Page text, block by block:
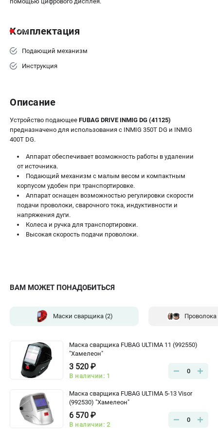
ВАМ МОЖЕТ ПОНАДОБИТЬСЯ
Маски сварщика(2)
Маска сварщика FUBAG ULTIMA 11 (992550)
"Хамелеон"
3 520 ₽
В наличии: 1
0
Маска сварщика FUBAG ULTIMA 5-13 Visor
(992530) "Хамелеон"
6 570 ₽
В наличии: 2
0
Комплектация
Подающий механизм
Инструкция
Описание
Устройство подающее FUBAG DRIVE INMIG DG (41125)
предназначено для использования с INMIG 350T DG и INMIG
400T DG.
Аппарат обеспечивает возможность работы в удалении
от источника.
Подающий механизм с малым весом и компактным
корпусом удобен при транспортировке.
Аппарат оснащен возможностью регулировки скорости
подачи проволоки, сварочного тока, индуктивности и
напряжения дуги.
Колеса и ручка для транспортировки.
Высокая скорость подачи проволоки.